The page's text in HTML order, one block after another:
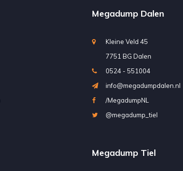
Megadump Dalen
Kleine Veld 45
7751 BG Dalen
0524 - 551004
info@megadumpdalen.nl
/MegadumpNL
@megadump_tiel
Megadump Tiel